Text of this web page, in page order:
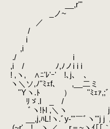
__,r'" ~
_ノ~
／
/
i
,i
./ i
,i / ﾉ,ﾉノi
! ,ヽ, ∧ﾆ'ﾚ'ｰ' !
ヽ＼ソ,ﾉ''ﾐｪf､
"Yヽ.ﾄ ） ''ﾐｪｧ,;ﾞ）
ﾘゞ.l _ / ~i
ﾞヽ!ﾄl ,＼ヽ j !, (/iﾞ
__,j,ﾊL!ヽ.ﾞy‐'"￣ﾞヽ'"j j